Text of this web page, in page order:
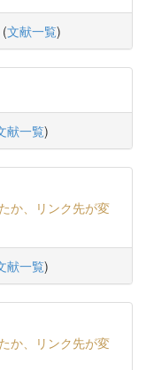
(文献一覧)
献一覧)
か、リンク先が変
献一覧)
か、リンク先が変